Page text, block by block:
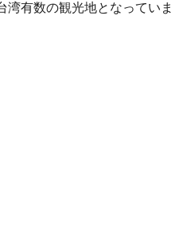
湾有数の観光地となっていま